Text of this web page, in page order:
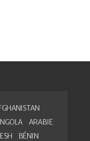
ARABIE
BÉNIN